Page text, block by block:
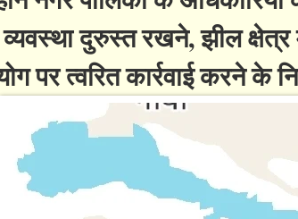
दुरुस्त रखने, झील
पर त्वरित कार्रवाई करने के